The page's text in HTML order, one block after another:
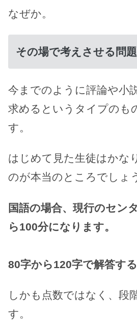
なぜか。
その場で考えさせる問
今までのように評論や小
求めるというタイプのも
す。
はじめて見た生徒はかな
のが本当のところでしょ
国語の場合、現行のセン
ら100分になります。
80字から120字で解答する
しかも点数ではなく、段
す。